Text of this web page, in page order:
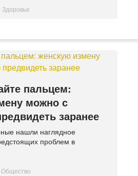
Здоровье
пальцем:
можно с
заранее
нашли наглядное
проблем в
Общество